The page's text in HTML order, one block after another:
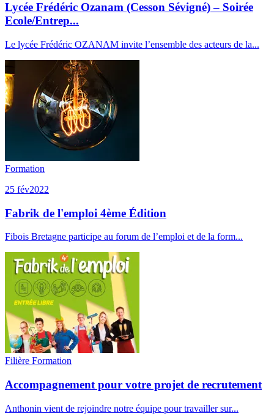
Lycée Frédéric Ozanam (Cesson Sévigné) – Soirée
Ecole/Entrep...
Le lycée Frédéric OZANAM invite l’ensemble des acteurs de la...
Formation
25 fév2022
Fabrik de l'emploi 4ème Édition
Fibois Bretagne participe au forum de l’emploi et de la form...
Filière Formation
Accompagnement pour votre projet de recrutement
Anthonin vient de rejoindre notre équipe pour travailler sur...